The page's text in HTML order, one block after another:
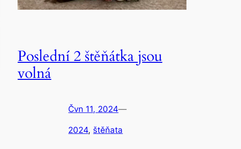
Poslední 2 štěňátka jsou
volná
Čvn 11, 2024—
2024, štěňata